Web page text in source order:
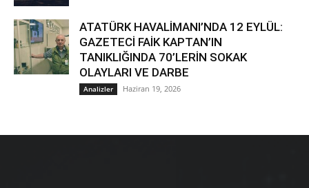
ATATÜRK HAVALİMANI’NDA 12 EYLÜL:
GAZETECİ FAİK KAPTAN’IN
TANIKLIĞINDA 70’LERİN SOKAK
OLAYLARI VE DARBE
Analizler Haziran 19, 2026